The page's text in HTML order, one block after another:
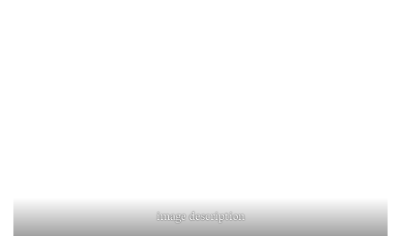
image description